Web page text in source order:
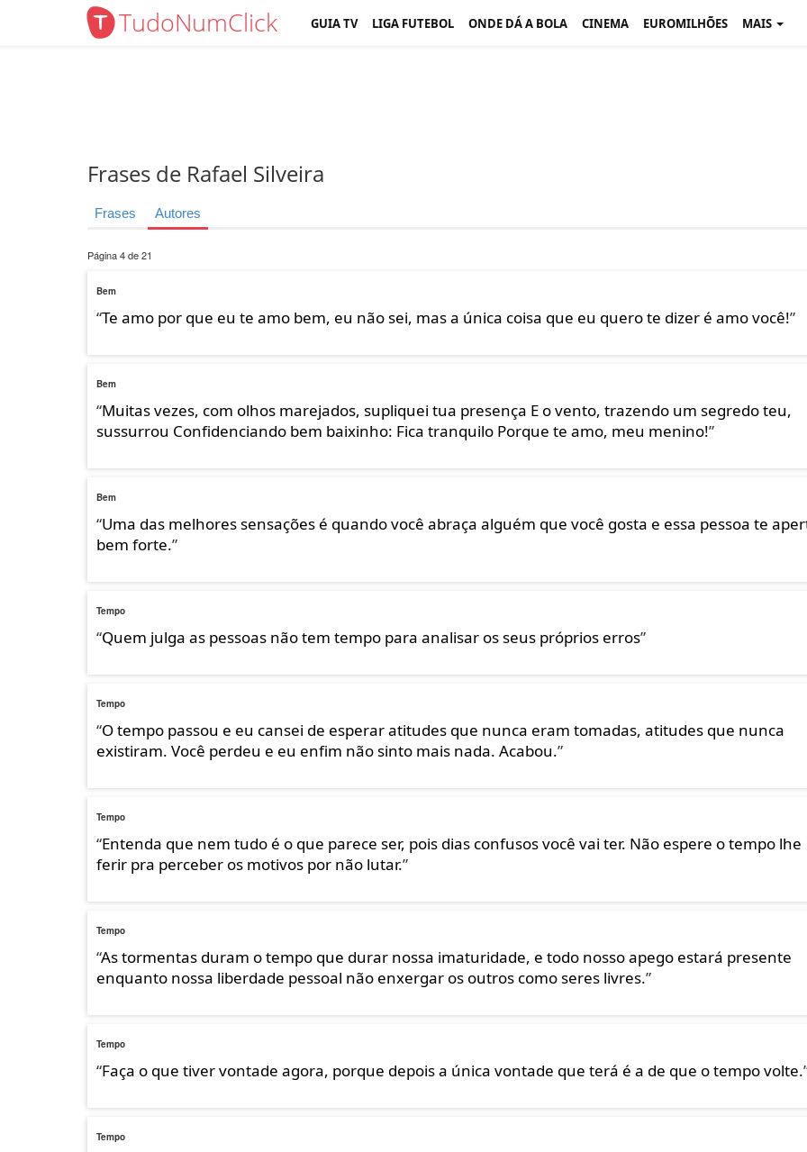
TudoNumClick GUIA TV LIGA FUTEBOL ONDE DÁ A BOLA CINEMA EUROMILHÕES MAIS
Frases de Rafael Silveira
Frases Autores
Página 4 de 21
Bem
“Te amo por que eu te amo bem, eu não sei, mas a única coisa que eu quero te dizer é amo você!”
Bem
“Muitas vezes, com olhos marejados, supliquei tua presença E o vento, trazendo um segredo teu,
sussurrou Confidenciando bem baixinho: Fica tranquilo Porque te amo, meu menino!”
Bem
“Uma das melhores sensações é quando você abraça alguém que você gosta e essa pessoa te
bem forte.”
Tempo
“Quem julga as pessoas não tem tempo para analisar os seus próprios erros”
Tempo
“O tempo passou e eu cansei de esperar atitudes que nunca eram tomadas, atitudes que nunca
existiram. Você perdeu e eu enfim não sinto mais nada. Acabou.”
Tempo
“Entenda que nem tudo é o que parece ser, pois dias confusos você vai ter. Não espere o tempo lhe
ferir pra perceber os motivos por não lutar.”
Tempo
“As tormentas duram o tempo que durar nossa imaturidade, e todo nosso apego estará presente
enquanto nossa liberdade pessoal não enxergar os outros como seres livres.”
Tempo
“Faça o que tiver vontade agora, porque depois a única vontade que terá é a de que o tempo volte.
Tempo